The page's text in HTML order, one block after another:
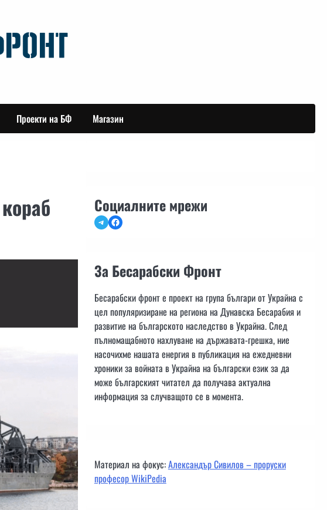
Проекти на БФ Магазин
Социалните мрежи
TelegramFacebook
За Бесарабски Фронт
Бесарабски фронт е проект на група българи от Украйна с
цел популяризиране на региона на Дунавска Бесарабия и
развитие на българското наследство в Украйна. След
пълномащабното нахлуване на държавата-грешка, ние
насочихме нашата енергия в публикация на ежедневни
хроники за войната в Украйна на български език за да
може българският читател да получава актуална
информация за случващото се в момента.
Материал на фокус:Александър Сивилов – проруски
професор WikiPedia